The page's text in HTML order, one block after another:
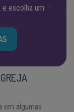
e escolha um
em algumas